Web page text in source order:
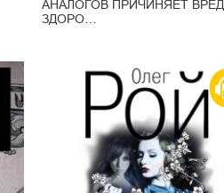
АНАЛОГОВ ПРИЧИНЯЕТ ВРЕД
ЗДОРО…